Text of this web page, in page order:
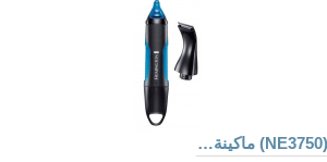
ريمنجتون (NE3750) ماكينة قص و تهذيب شعر الأنف و الأذن و الحواجب